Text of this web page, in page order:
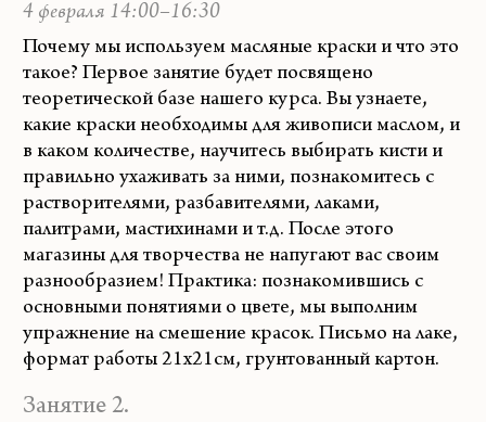
4 февраля 14:00–16:30
Почему мы используем масляные краски и что это
такое? Первое занятие будет посвящено
теоретической базе нашего курса. Вы узнаете,
какие краски необходимы для живописи маслом, и
в каком количестве, научитесь выбирать кисти и
правильно ухаживать за ними, познакомитесь с
растворителями, разбавителями, лаками,
палитрами, мастихинами и т.д. После этого
магазины для творчества не напугают вас своим
разнообразием! Практика: познакомившись с
основными понятиями о цвете, мы выполним
упражнение на смешение красок. Письмо на лаке,
формат работы 21х21см, грунтованный картон.
Занятие 2.